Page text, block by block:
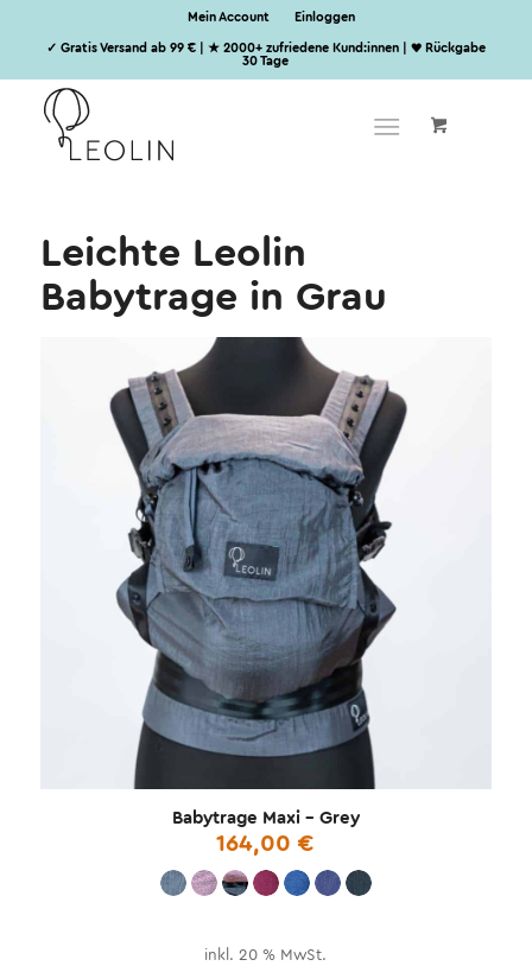
Mein Account Einloggen
✓ Gratis Versand ab 99 € | ★ 2000+ zufriedene Kund:innen | ♥ Rückgabe
30 Tage
Leichte Leolin
Babytrage in Grau
Babytrage Maxi – Grey
164,00€
inkl. 20 % MwSt.